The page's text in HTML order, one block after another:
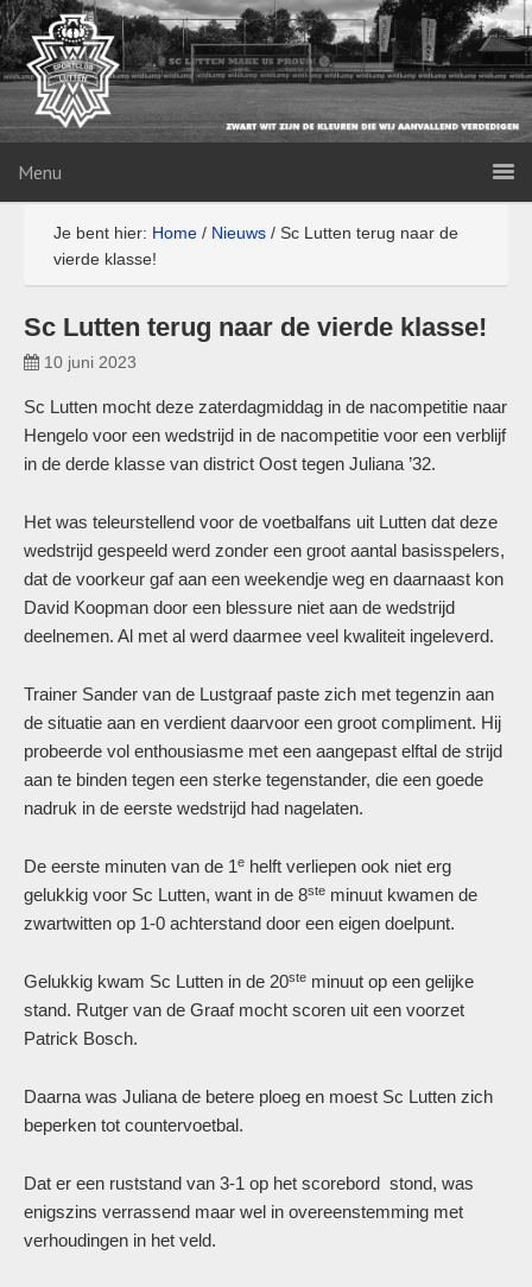
Menu
Je bent hier: Home / Nieuws / Sc Lutten terug naar de
vierde klasse!
Sc Lutten terug naar de vierde klasse!
10 juni 2023
Sc Lutten mocht deze zaterdagmiddag in de nacompetitie naar
Hengelo voor een wedstrijd in de nacompetitie voor een verblijf
in de derde klasse van district Oost tegen Juliana ’32.
Het was teleurstellend voor de voetbalfans uit Lutten dat deze
wedstrijd gespeeld werd zonder een groot aantal basisspelers,
dat de voorkeur gaf aan een weekendje weg en daarnaast kon
David Koopman door een blessure niet aan de wedstrijd
deelnemen. Al met al werd daarmee veel kwaliteit ingeleverd.
Trainer Sander van de Lustgraaf paste zich met tegenzin aan
de situatie aan en verdient daarvoor een groot compliment. Hij
probeerde vol enthousiasme met een aangepast elftal de strijd
aan te binden tegen een sterke tegenstander, die een goede
nadruk in de eerste wedstrijd had nagelaten.
De eerste minuten van de 1e helft verliepen ook niet erg
gelukkig voor Sc Lutten, want in de 8ste minuut kwamen de
zwartwitten op 1-0 achterstand door een eigen doelpunt.
Gelukkig kwam Sc Lutten in de 20ste minuut op een gelijke
stand. Rutger van de Graaf mocht scoren uit een voorzet
Patrick Bosch.
Daarna was Juliana de betere ploeg en moest Sc Lutten zich
beperken tot countervoetbal.
Dat er een ruststand van 3-1 op het scorebord stond, was
enigszins verrassend maar wel in overeenstemming met
verhoudingen in het veld.